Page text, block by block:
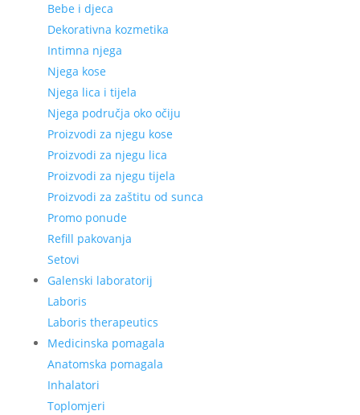
Bebe i djeca
Dekorativna kozmetika
Intimna njega
Njega kose
Njega lica i tijela
Njega područja oko očiju
Proizvodi za njegu kose
Proizvodi za njegu lica
Proizvodi za njegu tijela
Proizvodi za zaštitu od sunca
Promo ponude
Refill pakovanja
Setovi
Galenski laboratorij
Laboris
Laboris therapeutics
Medicinska pomagala
Anatomska pomagala
Inhalatori
Toplomjeri